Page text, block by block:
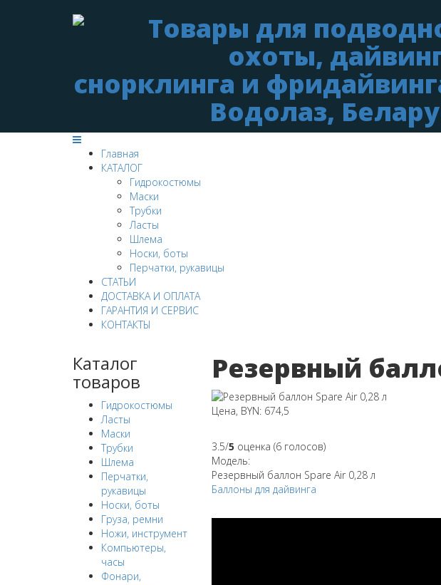
Главная
КАТАЛОГ
Гидрокостюмы
Маски
Трубки
Ласты
Шлема
Носки, боты
Перчатки, рукавицы
СТАТЬИ
ДОСТАВКА И ОПЛАТА
ГАРАНТИЯ И СЕРВИС
КОНТАКТЫ
Каталог
товаров
Гидрокостюмы
Ласты
Маски
Трубки
Шлема
Перчатки,
рукавицы
Носки, боты
Груза, ремни
Ножи, инструмент
Компьютеры,
часы
Фонари,
Резервный
Цена, BYN: 674,5
3.5/5 оценка (6 голосов)
Модель:
Резервный баллон Spare Air 0,28 л
Баллоны для дайвинга